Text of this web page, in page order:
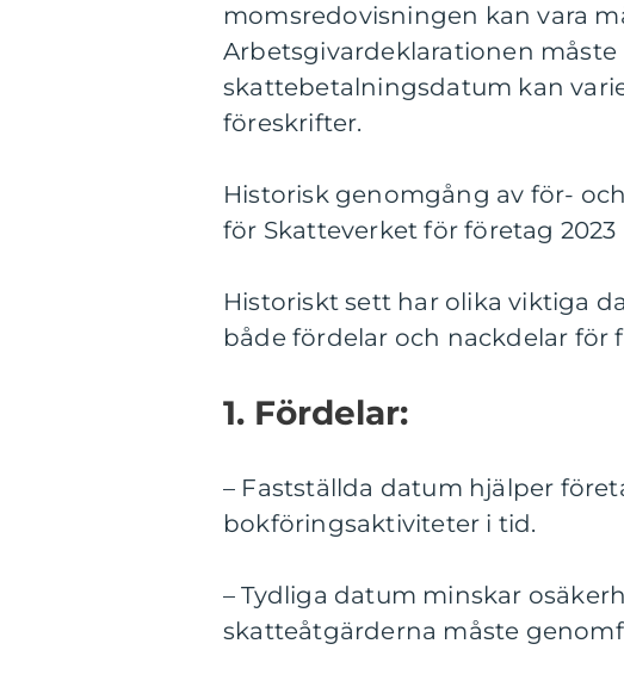
momsredovisningen kan vara
Arbetsgivardeklarationen
skattebetalningsdatum kan
föreskrifter.
Historisk genomgång av för-
för Skatteverket för företag 2023
Historiskt sett har olika viktiga
både fördelar och nackdelar för
1. Fördelar:
– Fastställda datum hjälper
bokföringsaktiviteter i tid.
– Tydliga datum minskar
skatteåtgärderna måste